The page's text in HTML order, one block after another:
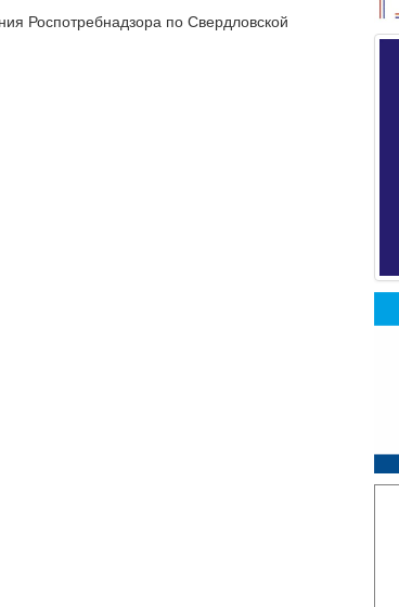
Роспотребнадзора по Свердловской